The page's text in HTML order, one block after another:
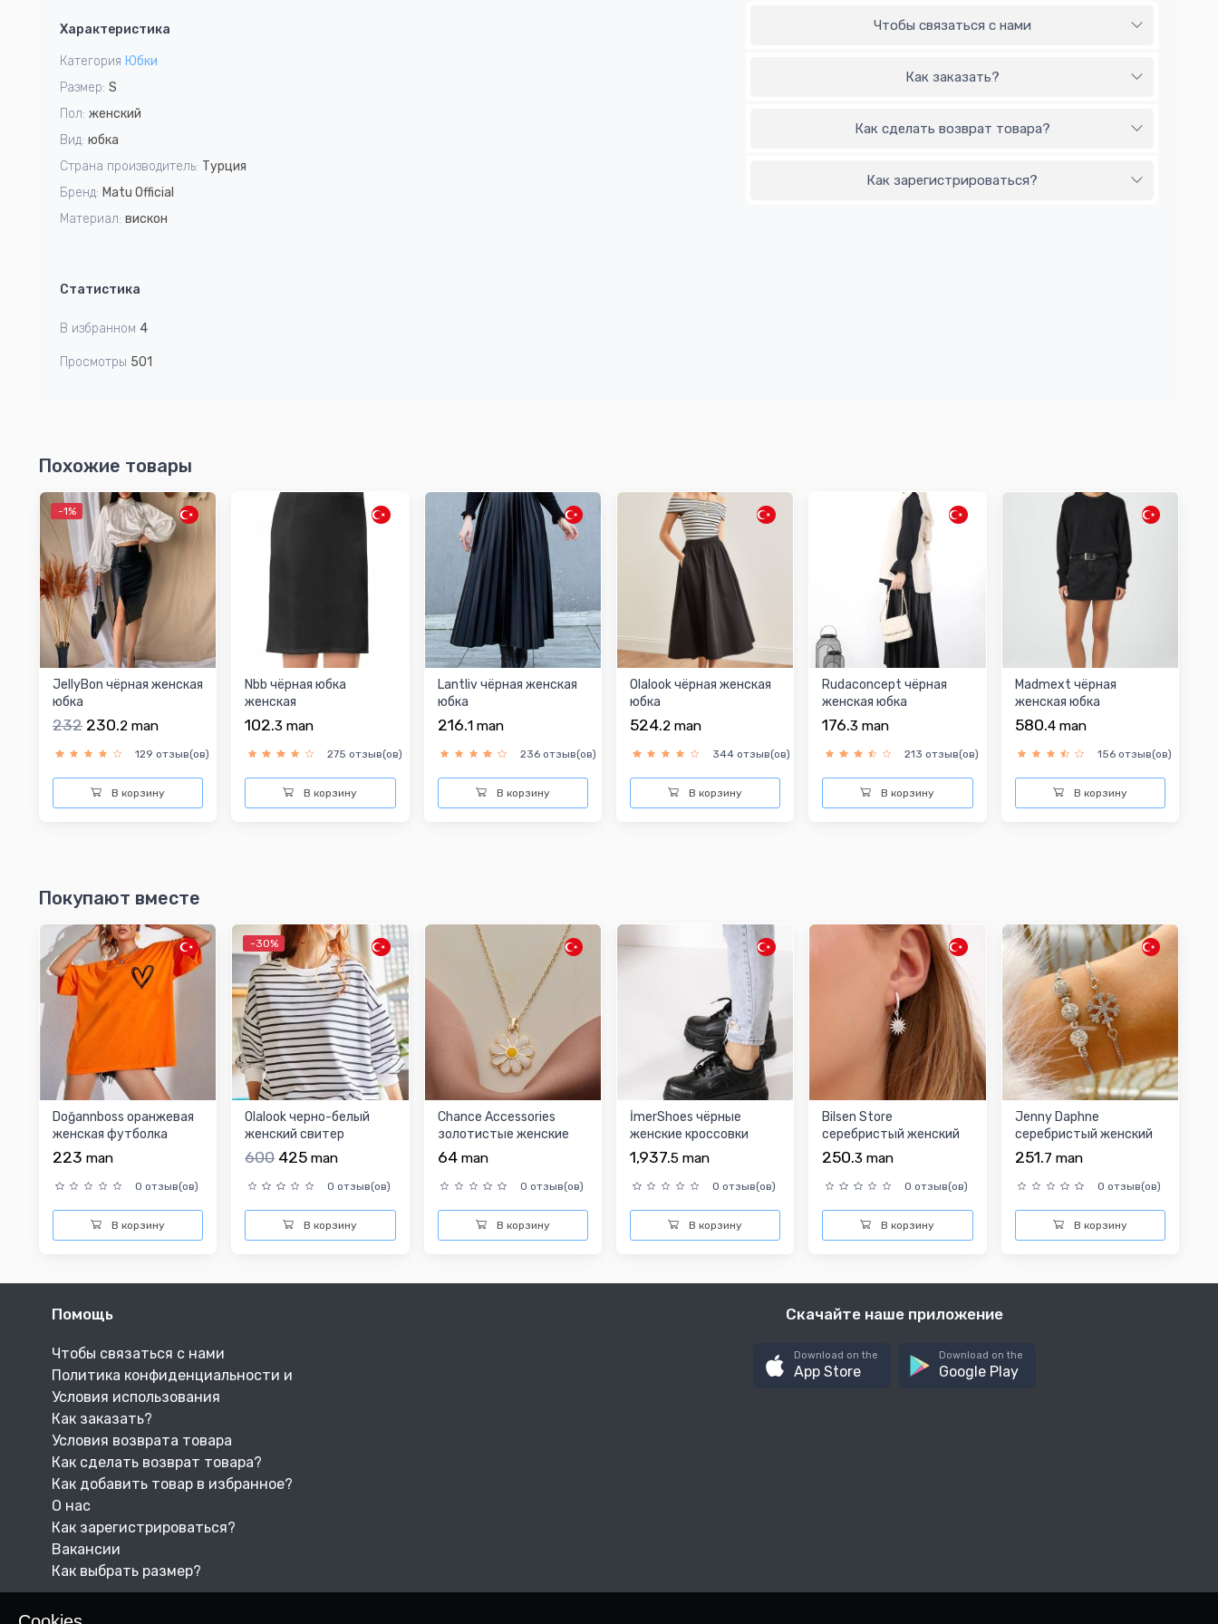
6
Характеристика
Категория Юбки
Размер: S
Пол: женский
Вид: юбка
Страна производитель: Турция
Бренд: Matu Official
Материал: вискон
Статистика
В избранном 4
Просмотры 501
Чтобы связаться с нами
Как заказать?
Как сделать возврат товара?
Как зарегистрироваться?
Похожие товары
-1%
JellyBon чёрная женская
юбка
232 230.2 man
129 отзыв(ов)
В корзину
Nbb чёрная юбка
женская
102.3 man
275 отзыв(ов)
В корзину
Lantliv чёрная женская
юбка
216.1 man
236 отзыв(ов)
В корзину
Olalook чёрная женская
юбка
524.2 man
344 отзыв(ов)
В корзину
Rudaconcept чёрная
женская юбка
176.3 man
213 отзыв(ов)
В корзину
Madmext чёрная
женская юбка
580.4 man
156 отзыв(ов)
В корзину
Покупают вместе
Doğannboss оранжевая
женская футболка
223 man
0 отзыв(ов)
В корзину
-30%
Olalook черно-белый
женский свитер
600 425man
0 отзыв(ов)
В корзину
Chance Accessories
золотистые женские
колье
64 man
0 отзыв(ов)
В корзину
İmerShoes чёрные
женскиe кроссовки
1,937.5 man
0 отзыв(ов)
В корзину
Bilsen Store
cеребристый женский
серебряные серьги
250.3 man
0 отзыв(ов)
В корзину
Jenny Daphne
cеребристый женский
браслет 2шт
251.7 man
0 отзыв(ов)
В корзину
Помощь
Чтобы связаться с нами
Политика конфиденциальности и
Условия использования
Как заказать?
Условия возврата товара
Как сделать возврат товара?
Как добавить товар в избранное?
О нас
Как зарегистрироваться?
Вакансии
Как выбрать размер?
Скачайте наше приложение
Download on the
App Store
Download on the
Google Play